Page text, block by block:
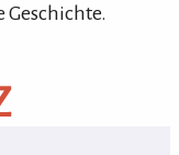
Geschichte.